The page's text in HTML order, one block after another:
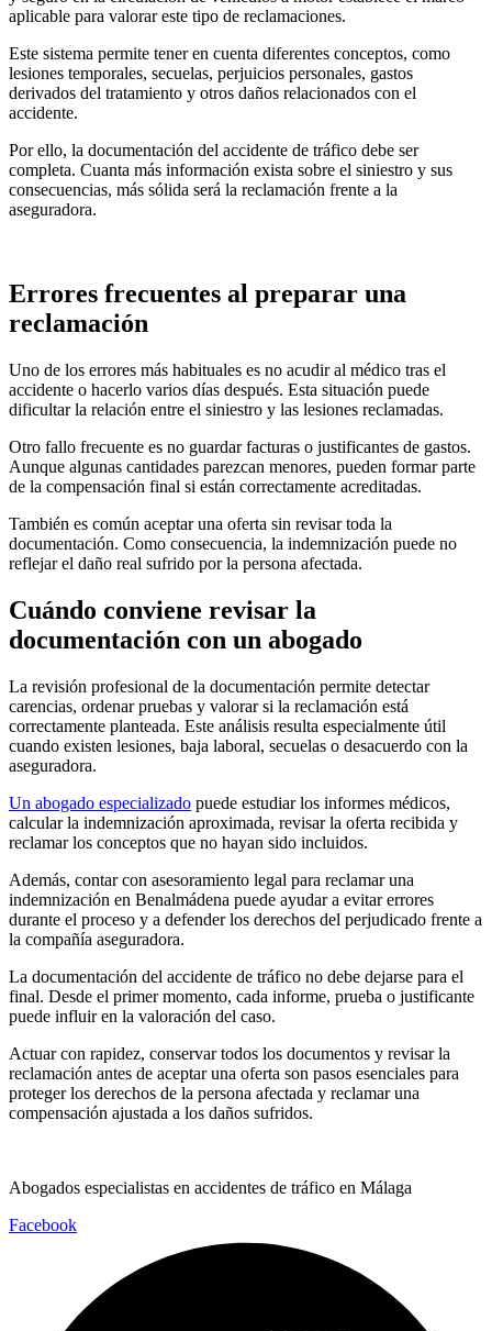
aplicable para valorar este tipo de reclamaciones.
Este sistema permite tener en cuenta diferentes conceptos, como
lesiones temporales, secuelas, perjuicios personales, gastos
derivados del tratamiento y otros daños relacionados con el
accidente.
Por ello, la documentación del accidente de tráfico debe ser
completa. Cuanta más información exista sobre el siniestro y sus
consecuencias, más sólida será la reclamación frente a la
aseguradora.
Errores frecuentes al preparar una
reclamación
Uno de los errores más habituales es no acudir al médico tras el
accidente o hacerlo varios días después. Esta situación puede
dificultar la relación entre el siniestro y las lesiones reclamadas.
Otro fallo frecuente es no guardar facturas o justificantes de gastos.
Aunque algunas cantidades parezcan menores, pueden formar parte
de la compensación final si están correctamente acreditadas.
También es común aceptar una oferta sin revisar toda la
documentación. Como consecuencia, la indemnización puede no
reflejar el daño real sufrido por la persona afectada.
Cuándo conviene revisar la
documentación con un abogado
La revisión profesional de la documentación permite detectar
carencias, ordenar pruebas y valorar si la reclamación está
correctamente planteada. Este análisis resulta especialmente útil
cuando existen lesiones, baja laboral, secuelas o desacuerdo con la
aseguradora.
Un abogado especializado puede estudiar los informes médicos,
calcular la indemnización aproximada, revisar la oferta recibida y
reclamar los conceptos que no hayan sido incluidos.
Además, contar con asesoramiento legal para reclamar una
indemnización en Benalmádena puede ayudar a evitar errores
durante el proceso y a defender los derechos del perjudicado frente a
la compañía aseguradora.
La documentación del accidente de tráfico no debe dejarse para el
final. Desde el primer momento, cada informe, prueba o justificante
puede influir en la valoración del caso.
Actuar con rapidez, conservar todos los documentos y revisar la
reclamación antes de aceptar una oferta son pasos esenciales para
proteger los derechos de la persona afectada y reclamar una
compensación ajustada a los daños sufridos.
Abogados especialistas en accidentes de tráfico en Málaga
Facebook